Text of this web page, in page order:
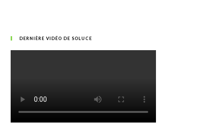
DERNIÈRE VIDÉO DE SOLUCE